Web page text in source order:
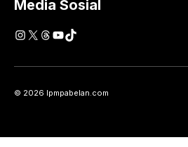
Media Sosial
Instagram
X Threads
YouTube
TikTok
© 2026 lpmpabelan.com